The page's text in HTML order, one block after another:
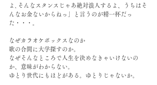
よ､そんなスタンスじゃあ絶対浪人するよ、うちはそ
んなお金ないからねっ」と言うのが精一杯だっ
た・・・。
なぜカラオケボックスなのか
歌の合間に大学探すのか。
なぜそんなところで人生を決めなきゃいけないの
か、意味がわからない。
ゆとり世代にもほどがある。ゆとりじゃないか。